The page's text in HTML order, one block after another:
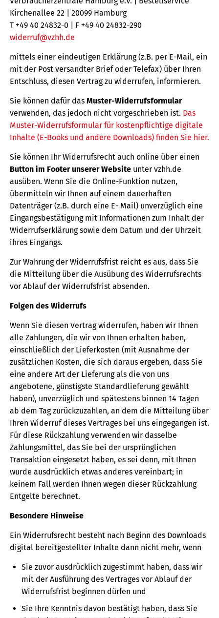
Kirchenallee 22 | 20099 Hamburg
T +49 40 24832-0 | F +49 40 24832-290
widerruf@vzhh.de
mittels einer eindeutigen Erklärung (z.B. per E-Mail, ein
mit der Post versandter Brief oder Telefax) über Ihren
Entschluss, diesen Vertrag zu widerrufen, informieren.
Sie können dafür das Muster-Widerrufsformular
verwenden, das jedoch nicht vorgeschrieben ist. Das
Muster-Widerrufsformular für kostenpflichtige digitale
Inhalte (E-Books und andere Downloads) finden Sie hier.
Sie können Ihr Widerrufsrecht auch online über einen
Button im Footer unserer Website unter vzhh.de
ausüben. Wenn Sie die Online-Funktion nutzen,
übermitteln wir Ihnen auf einem dauerhaften
Datenträger (z.B. durch eine E- Mail) unverzüglich eine
Eingangsbestätigung mit Informationen zum Inhalt der
Widerrufserklärung sowie dem Datum und der Uhrzeit
ihres Eingangs.
Zur Wahrung der Widerrufsfrist reicht es aus, dass Sie
die Mitteilung über die Ausübung des Widerrufsrechts
vor Ablauf der Widerrufsfrist absenden.
Folgen des Widerrufs
Wenn Sie diesen Vertrag widerrufen, haben wir Ihnen
alle Zahlungen, die wir von Ihnen erhalten haben,
einschließlich der Lieferkosten (mit Ausnahme der
zusätzlichen Kosten, die sich daraus ergeben, dass Sie
eine andere Art der Lieferung als die von uns
angebotene, günstigste Standardlieferung gewählt
haben), unverzüglich und spätestens binnen 14 Tagen
ab dem Tag zurückzuzahlen, an dem die Mitteilung über
Ihren Widerruf dieses Vertrages bei uns eingegangen ist.
Für diese Rückzahlung verwenden wir dasselbe
Zahlungsmittel, das Sie bei der ursprünglichen
Transaktion eingesetzt haben, es sei denn, mit Ihnen
wurde ausdrücklich etwas anderes vereinbart; in
keinem Fall werden Ihnen wegen dieser Rückzahlung
Entgelte berechnet.
Besondere Hinweise
Ein Widerrufsrecht besteht nach Beginn des Downloads
digital bereitgestellter Inhalte dann nicht mehr, wenn
Sie zuvor ausdrücklich zugestimmt haben, dass wir
mit der Ausführung des Vertrages vor Ablauf der
Widerrufsfrist beginnen dürfen und
Sie Ihre Kenntnis davon bestätigt haben, dass Sie